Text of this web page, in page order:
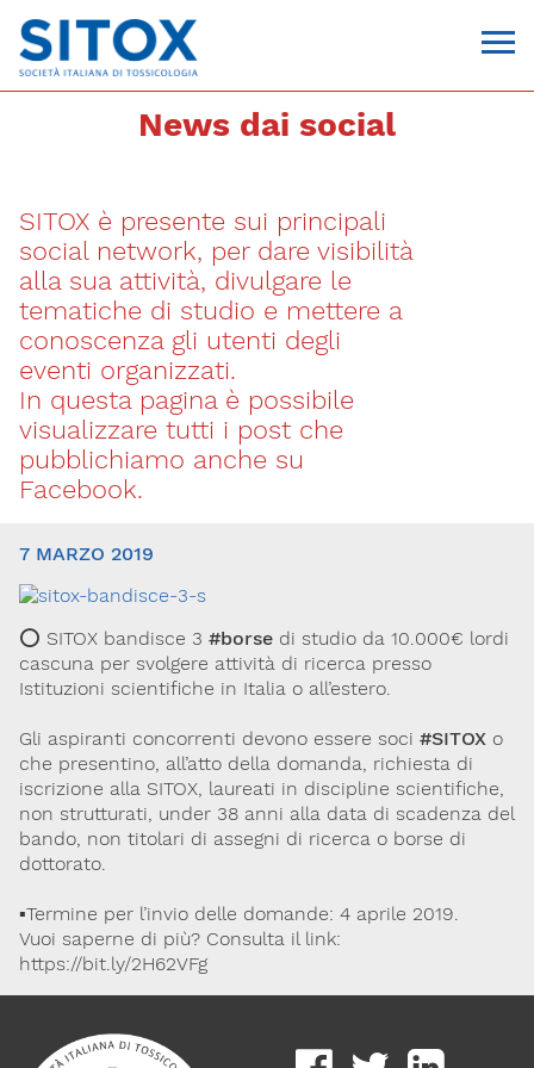
Via Giovanni Pascoli, 3
20129, Milano
C.F. 96330980580
P.I. 06792491000
T. 02-29520311
segreteria@sitox.org
News dai social
SITOX è presente sui principali
social network, per dare visibilità
alla sua attività, divulgare le
tematiche di studio e mettere a
conoscenza gli utenti degli
eventi organizzati.
In questa pagina è possibile
visualizzare tutti i post che
pubblichiamo anche su
Facebook.
7 MARZO 2019
⭕️ SITOX bandisce 3 #borse di studio da 10.000€ lordi
cascuna per svolgere attività di ricerca presso
Istituzioni scientifiche in Italia o all’estero.
Gli aspiranti concorrenti devono essere soci #SITOX o
che presentino, all’atto della domanda, richiesta di
iscrizione alla SITOX, laureati in discipline scientifiche,
non strutturati, under 38 anni alla data di scadenza del
bando, non titolari di assegni di ricerca o borse di
dottorato.
▪️Termine per l’invio delle domande: 4 aprile 2019.
Vuoi saperne di più? Consulta il link:
https://bit.ly/2H62VFg
Via Giovanni Pascoli, 3
20129, Milano
C.F. 96330980580
P.I. 06792491000
Codice SDI: M5UXCR1
M.Segreteria@sitox.org
La Società
Eventi